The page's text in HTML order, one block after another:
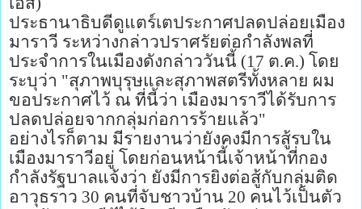
ประธานาธิบดีดูแตร์เตประกาศปลดปล่อยเมือง
มาราวี ระหว่างกล่าวปราศรัยต่อกำลังพลที่
ประจำการในเมืองดังกล่าววันนี้ (17 ต.ค.) โดย
ระบุว่า "สุภาพบุรุษและสุภาพสตรีทั้งหลาย ผม
ขอประกาศไว้ ณ ที่นี้ว่า เมืองมาราวีได้รับการ
ปลดปล่อยจากกลุ่มก่อการร้ายแล้ว"
อย่างไรก็ตาม มีรายงานว่ายังคงมีการสู้รบใน
เมืองมาราวีอยู่ โดยก่อนหน้านี้เจ้าหน้าที่กอง
กำลังรัฐบาลแจ้งว่า ยังมีการยิงต่อสู้กับกลุ่มติด
อาวุธราว 30 คนที่จับชาวบ้าน 20 คนไว้เป็นตัว